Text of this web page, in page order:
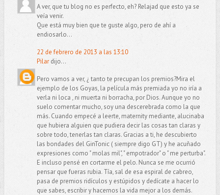
A ver, que tu blog no es perfecto, eh? Relajad que esto ya se
veía venir.
Que está muy bien que te guste algo, pero de ahí a
endiosarlo...
22 de febrero de 2013 a las 13:10
Pilardijo...
Pero vamos a ver, ¿ tanto te precupan los premios?Mira el
ejemplo de los Goyas, la película más premiada yo no iría a
verla ni loca , ni muerta ni borracha, por Dios. Aunque yo no
suelo comentar mucho, soy una descerebrada como la que
más. Cuando empecé a leerte, maternity mediante, alucinaba
que hubiera alguien que pudiera decir las cosas tan claras y
sobre todo, tenerlas tan claras. Gracias a ti, he descubierto
las bondades del GinTonic ( siempre digo GT) y he acuñado
expresiones como " molas mil", " empotrador" o " me perturba".
E incluso pensé en cortarme el pelo. Nunca se me ocurrió
pensar que fueras rubia. Tía, sal de esa espiral de cabreo,
pasa de premios ridículos y estúpidos y dedícate a hacer lo
que sabes, escribir y hacernos la vida mejor a los demás.